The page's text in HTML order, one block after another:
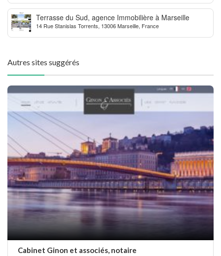
Terrasse du Sud, agence Immobilière à Marseille
14 Rue Stanislas Torrents, 13006 Marseille, France
Autres sites suggérés
Cabinet Ginon et associés, notaire